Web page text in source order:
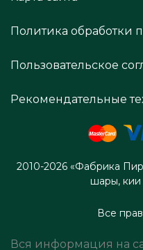
Политика обработки
Пользовательское
Рекомендательные
2010-2026 «Фабрика
шары, кии
Все
Вся информация на